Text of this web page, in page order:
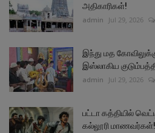
அதிகாரிகள்!
admin Jul 29, 2026
இந்து மத
இஸ்லாகிய
admin Jul 29, 2026
பட்டா கத்தியில்
கல்லூரி